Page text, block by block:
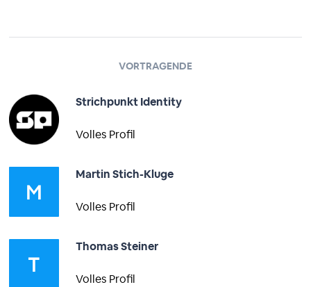
VORTRAGENDE
Strichpunkt Identity
Volles Profil
Martin Stich-Kluge
Volles Profil
Thomas Steiner
Volles Profil